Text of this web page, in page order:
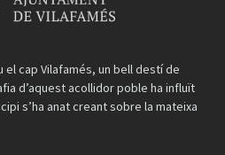
cap Vilafamés, un bell destí de
d’aquest acollidor poble ha influït
s’ha anat creant sobre la mateixa